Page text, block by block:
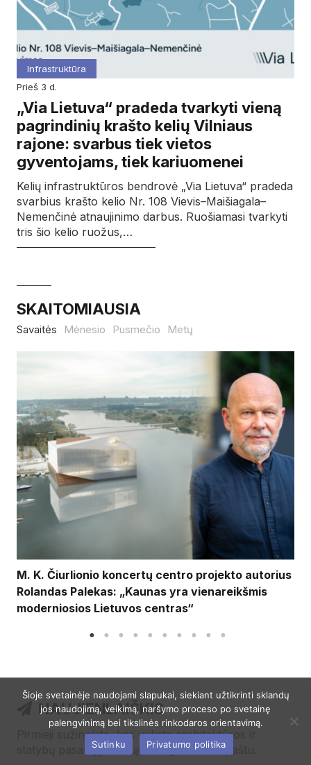
Infrastruktūra
prieš 3 d.
„Via Lietuva“ pradeda tvarkyti vieną
pagrindinių krašto kelių Vilniaus
rajone: svarbus tiek vietos
gyventojams, tiek kariuomenei
Kelių infrastruktūros bendrovė „Via Lietuva“ pradeda
svarbius krašto kelio Nr. 108 Vievis–Maišiagala–
Nemenčinė atnaujinimo darbus. Ruošiamasi tvarkyti
tris šio kelio ruožus,…
SKAITOMIAUSIA
Savaitės Mėnesio Pusmečio Metų
M. K. Čiurlionio koncertų centro projekto autorius
Rolandas Palekas: „Kaunas yra vienareikšmis
moderniosios Lietuvos centras“
NAUJIENLAIŠKIS
Pirmieji sužinokite, kas vyksta architektūros ir
statybų pasaulyje! Naujienas gaukite el. paštu.
Šioje svetainėje naudojami slapukai, siekiant užtikrinti sklandų
jos naudojimą, veikimą, naršymo proceso po svetainę
palengvinimą bei tikslinės rinkodaros orientavimą.
Sutinku
Privatumo politika